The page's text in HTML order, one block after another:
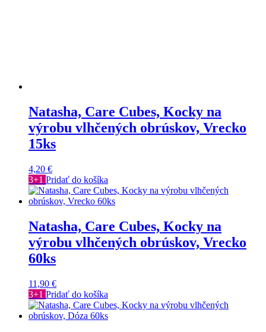
Natasha, Care Cubes, Kocky na
výrobu vlhčených obrúskov, Vrecko
15ks
4,20 €
3+1 Pridať do košíka
Natasha, Care Cubes, Kocky na
výrobu vlhčených obrúskov, Vrecko
60ks
11,90 €
3+1 Pridať do košíka